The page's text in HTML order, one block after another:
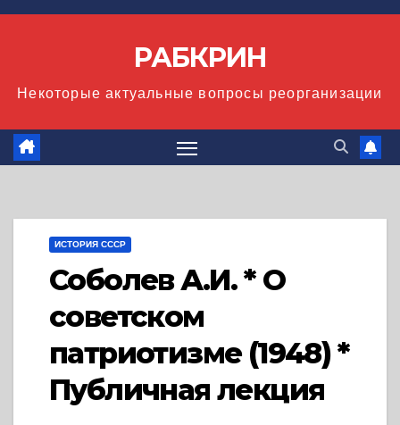
Перейти
РАБКРИН
Некоторые актуальные вопросы реорганизации
ИСТОРИЯ СССР
Соболев А.И. * О
советском
патриотизме (1948) *
Публичная лекция